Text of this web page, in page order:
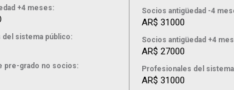
+4 meses:
del sistema público:
pre-grado no socios:
Socios antigüedad -4
AR$ 31000
Socios antigüedad +4
AR$ 27000
Profesionales del
AR$ 31000